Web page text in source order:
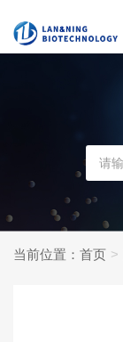
当前位置： 首页